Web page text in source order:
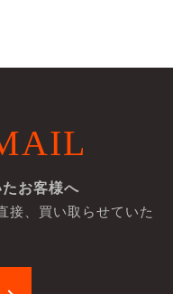
お客様へ
接、買い取らせていた